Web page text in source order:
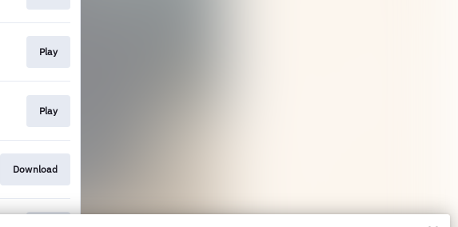
Play
Play
Download